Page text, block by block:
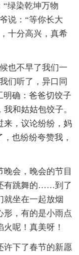
“绿染乾坤万物
说：“等你长大
十分高兴，真希
也不早了我们一
们听了，异口同
明确：爸爸切饺子
和姑姑包饺子。
来，议论纷纷，妈
也纷纷夸赞我，
会，晚会的节目
有跳舞的……到了
就坐在一起放烟
形，有的是小雨点
呢！真美呀！
许下了春节的新愿